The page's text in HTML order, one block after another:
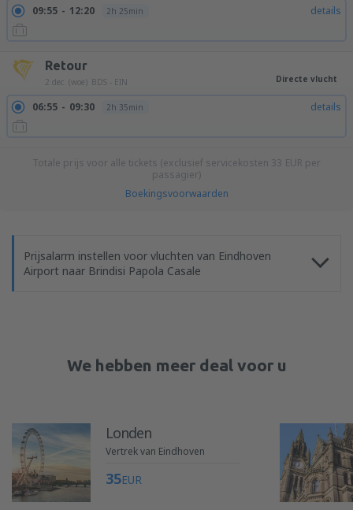
09:55 12:20 2h 25min details
Retour
2 dec. (woe) BDS - EIN Directe vlucht
06:55 09:30 2h 35min details
Totale prijs voor alle tickets (exclusief servicekosten 33 EUR per
passagier)
Boekingsvoorwaarden
Prijsalarm instellen voor vluchten van Eindhoven
Airport naar Brindisi Papola Casale
We hebben meer deal voor u
Londen
Vertrek van Eindhoven
35EUR